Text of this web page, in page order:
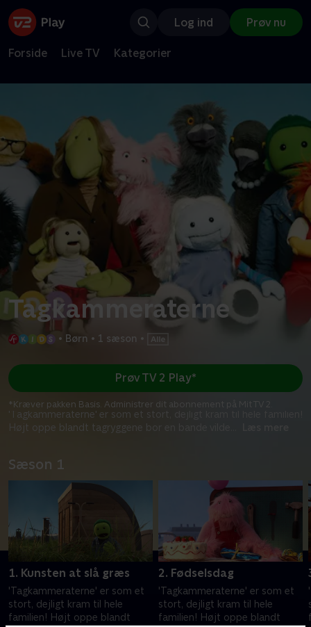
Log ind Prøv nu
Forside Live TV Kategorier
Tagkammeraterne
• Børn • 1 sæson •
'Tagkammeraterne' er som et stort, dejligt kram til hele familien!
Højt oppe blandt tagryggene bor en bande vilde
Prøv TV 2 Play*
*Kræver pakken Basis. Administrer dit abonnement på Mit TV 2.
Sæson 1
1. Kunsten at slå græs
'Tagkammeraterne' er som et
stort, dejligt kram til hele
familien! Højt oppe blandt
2. Fødselsdag
'Tagkammeraterne' er som et
stort, dejligt kram til hele
familien! Højt oppe blandt